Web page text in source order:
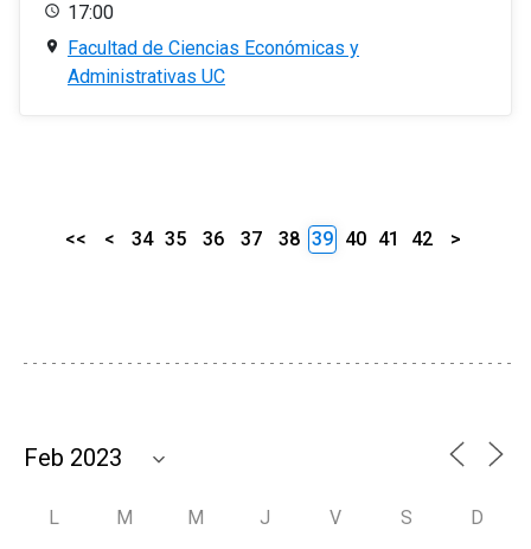
17:00
Facultad de Ciencias Económicas y
Administrativas UC
<< < 34 35 36 37 38 39 40 41 42 >
L M M J V S D